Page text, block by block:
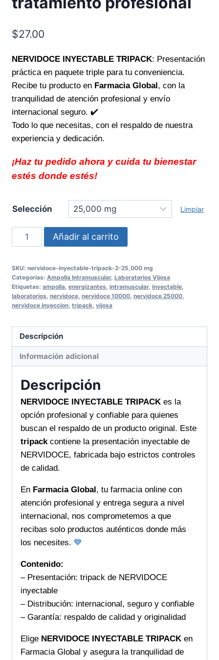
$27.00
NERVIDOCE INYECTABLE TRIPACK: Presentación
práctica en paquete triple para tu conveniencia.
Recibe tu producto en Farmacia Global, con la
tranquilidad de atención profesional y envío
internacional seguro. ✔️
Todo lo que necesitas, con el respaldo de nuestra
experiencia y dedicación.
¡Haz tu pedido ahora y cuida tu bienestar
estés donde estés!
Selección Limpiar
NERVIDOCE
INYECTABLE
potencia
tu
bienestar
tratamiento
profesional
cantidad
Añadir al carrito
SKU: nervidoce-inyectable-tripack-2-25,000 mg
Categorías: Ampolla Intramuscular, Laboratorios Vijosa
Etiquetas: ampolla energizantes intramuscular, inyectable
laboratorios nervidoce nervidoce 10000 nervidoce 25000
nervidoce inyeccion tripack vijosa
Descripción
Información adicional
Descripción
NERVIDOCE INYECTABLE TRIPACK es la
opción profesional y confiable para quienes
buscan el respaldo de un producto original. Este
tripackcontiene la presentación inyectable de
NERVIDOCE, fabricada bajo estrictos controles
de calidad.
En Farmacia Global , tu farmacia online con
atención profesional y entrega segura a nivel
internacional, nos comprometemos a que
recibas solo productos auténticos donde más
los necesites. 💙
Contenido:
– Presentación: tripack de NERVIDOCE
inyectable
– Distribución: internacional, seguro y confiable
– Garantía: respaldo de calidad y originalidad
Elige NERVIDOCE INYECTABLE TRIPACK en
Farmacia Global y asegura la tranquilidad de